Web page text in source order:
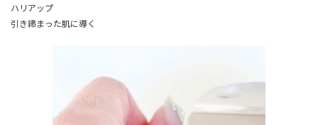
ハリアップ
引き締まった肌に導く